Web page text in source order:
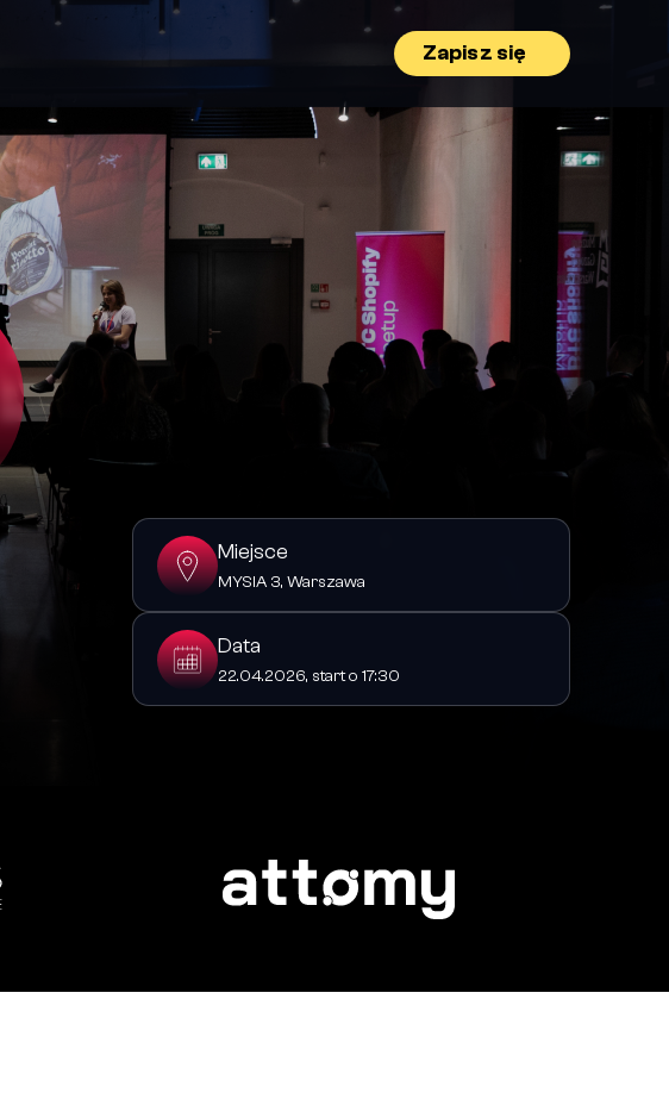
Zapisz się
Miejsce
MYSIA 3, Warszawa
Data
22.04.2026, start o 17:30